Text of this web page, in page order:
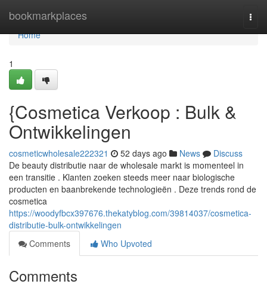
bookmarkplaces
Home
Home
1
{Cosmetica Verkoop : Bulk &
Ontwikkelingen
cosmeticwholesale222321 52 days ago News
Discuss
De beauty distributie naar de wholesale markt is momenteel in
een transitie . Klanten zoeken steeds meer naar biologische
producten en baanbrekende technologieën . Deze trends rond de
cosmetica
https://woodyfbcx397676.thekatyblog.com/39814037/cosmetica-
distributie-bulk-ontwikkelingen
Comments
Who Upvoted
Comments